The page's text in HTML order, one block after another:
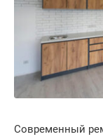
Современный